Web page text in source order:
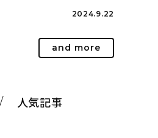
2024.9.22
and more
人気記事